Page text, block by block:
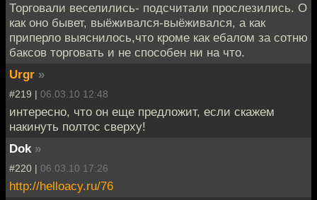
Торговали веселились- подсчитали прослезились. О
как оно бывет, выёживался-выёживался, а как
приперло выяснилось,что кроме как ебалом за сотню
баксов торговать и не способен ни на что.
Urgr »
#219 | 06.03.10 12:48
интересно, что он еще предложит, если скажем
накинуть полтос сверху!
Dok »
#220 | 06.03.10 17:26
http://helloacy.ru/76